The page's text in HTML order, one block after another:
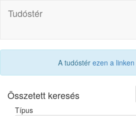
Tudóstér
A tudóstér ezen a linken
Összetett keresés
Típus